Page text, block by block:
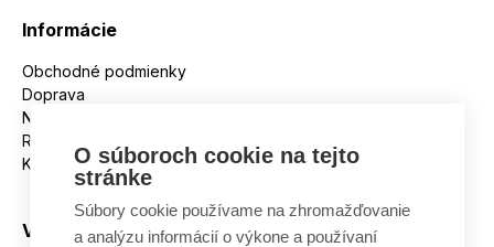
Informácie
Obchodné podmienky
Doprava
Nakupujeme na splátky
Reklamácie
Kontakt
Všetko o nákupe
O súboroch cookie na tejto
stránke
Súbory cookie používame na zhromažďovanie
a analýzu informácií o výkone a používaní